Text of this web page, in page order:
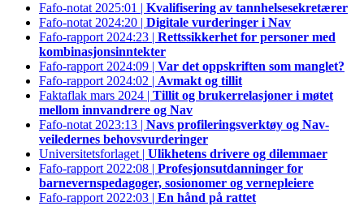
Fafo-notat 2025:01 | Kvalifisering av tannhelsesekretærer
Fafo-notat 2024:20 | Digitale vurderinger i Nav
Fafo-rapport 2024:23 | Rettssikkerhet for personer med
kombinasjonsinntekter
Fafo-rapport 2024:09 | Var det oppskriften som manglet?
Fafo-rapport 2024:02 | Avmakt og tillit
Faktaflak mars 2024 | Tillit og brukerrelasjoner i møtet
mellom innvandrere og Nav
Fafo-notat 2023:13 | Navs profileringsverktøy og Nav-
veiledernes behovsvurderinger
Universitetsforlaget | Ulikhetens drivere og dilemmaer
Fafo-rapport 2022:08 | Profesjonsutdanninger for
barnevernspedagoger, sosionomer og vernepleiere
Fafo-rapport 2022:03 | En hånd på rattet